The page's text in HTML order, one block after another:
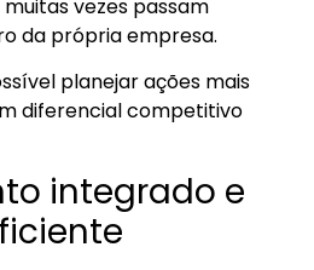
vezes passam
da própria empresa.
planejar ações mais
diferencial competitivo
integrado e